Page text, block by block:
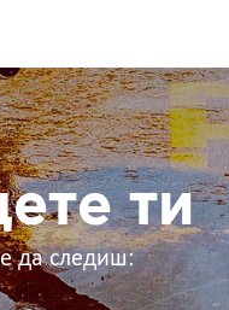
ти
да следиш: